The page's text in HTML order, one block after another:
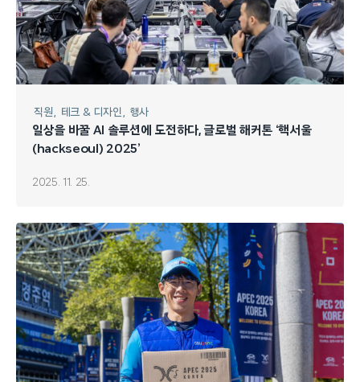
직원 테크 & 디자인 행사
일상을 바꿀 AI 솔루션에 도전하다, 글로벌 해커톤 ‘핵서울
(hackseoul) 2025’
2025. 11. 25.